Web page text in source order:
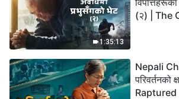
1:35:13
(२) | The
Nepali